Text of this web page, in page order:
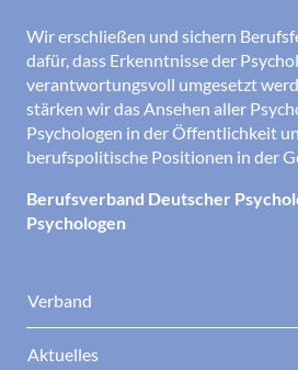
Wir erschließen und sichern
dafür, dass Erkenntnisse der
verantwortungsvoll umgesetzt
stärken wir das Ansehen aller
Psychologen in der Öffentlichkeit
berufspolitische Positionen in der
Berufsverband Deutscher
Psychologen
Verband
Aktuelles